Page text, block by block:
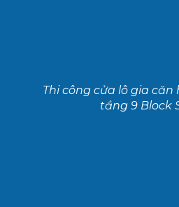
Thi công cửa lô gia
tầng 9 Block